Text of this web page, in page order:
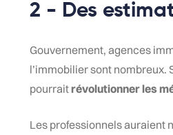
2 - Des
Gouvernement, agences
l’immobilier sont nombreux.
pourraitrévolutionner les
Les professionnels auraient